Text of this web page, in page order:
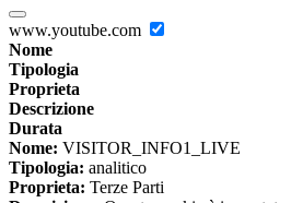
www.youtube.com
Nome
Tipologia
Proprieta
Descrizione
Durata
Nome: VISITOR_INFO1_LIVE
Tipologia: analitico
Proprieta: Terze Parti